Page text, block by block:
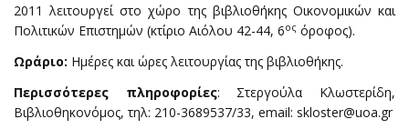
2011 λειτουργεί στο χώρο της βιβλιοθήκης Οικονομικών και
Πολιτικών Επιστημών (κτίριο Αιόλου 42-44, 6ος όροφος).
Ωράριο: Ημέρες και ώρες λειτουργίας της βιβλιοθήκης.
Περισσότερες πληροφορίες: Στεργούλα Κλωστερίδη,
Βιβλιοθηκονόμος, τηλ: 210-3689537/33, email: skloster@uoa.gr